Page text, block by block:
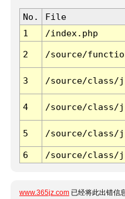
No. File
1
/index.php
2 /source/
3 /source/class/
4 /source/class/
5 /source/class/
6 /source/class/
www.365jz.com 已经将此出错信